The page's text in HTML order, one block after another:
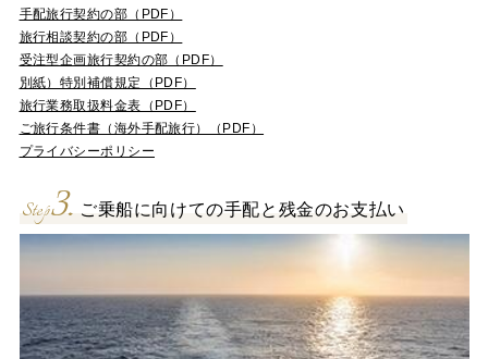
手配旅行契約の部（PDF）
旅行相談契約の部（PDF）
受注型企画旅行契約の部（PDF）
別紙）特別補償規定（PDF）
旅行業務取扱料金表（PDF）
ご旅行条件書（海外手配旅行）（PDF）
プライバシーポリシー
Step3. ご乗船に向けての手配と残金のお支払い